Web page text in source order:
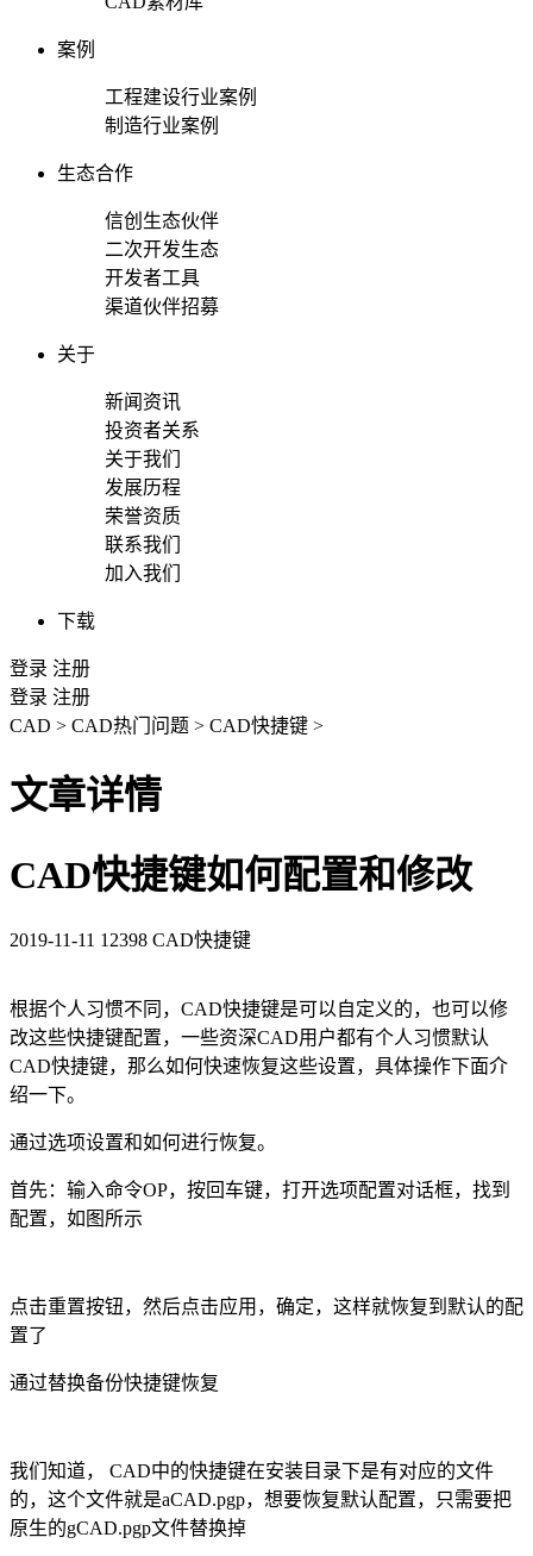
案例
工程建设行业案例
制造行业案例
生态合作
信创生态伙伴
二次开发生态
开发者工具
渠道伙伴招募
关于
新闻资讯
投资者关系
关于我们
发展历程
荣誉资质
联系我们
加入我们
下载
登录 注册
登录 注册
CAD > CAD热门问题 > CAD快捷键 >
文章详情
CAD快捷键如何配置和修改
2019-11-11 12398 CAD快捷键
根据个人习惯不同， CAD快捷键是可以自定义的，也可以修
改这些快捷键配置，一些资深CAD用户都有个人习惯默认
CAD快捷键，那么如何快速恢复这些设置，具体操作下面介
绍一下。
通过选项设置和如何进行恢复。
首先：输入命令OP，按回车键，打开选项配置对话框，找到
配置，如图所示
点击重置按钮，然后点击应用，确定，这样就恢复到默认的配
置了
通过替换备份快捷键恢复
我们知道， CAD中的快捷键在安装目录下是有对应的文件
的，这个文件就是aCAD.pgp，想要恢复默认配置，只需要把
原生的gCAD.pgp文件替换掉